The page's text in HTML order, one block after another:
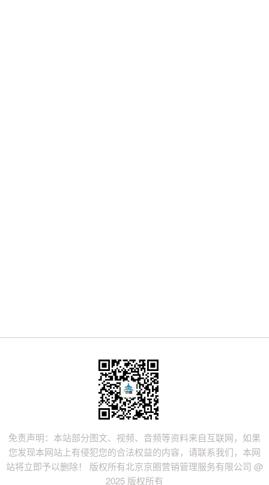
免责声明：本站部分图文、视频、音频等资料来自互联网，如果
您发现本网站上有侵犯您的合法权益的内容，请联系我们，本网
站将立即予以删除！ 版权所有北京京圈营销管理服务有限公司 @
2025 版权所有